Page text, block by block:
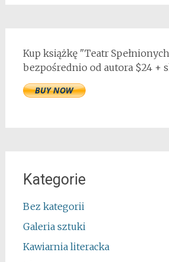
Kup książkę "Teatr
bezpośrednio od autora $24 +
Kategorie
Bez kategorii
Galeria sztuki
Kawiarnia literacka